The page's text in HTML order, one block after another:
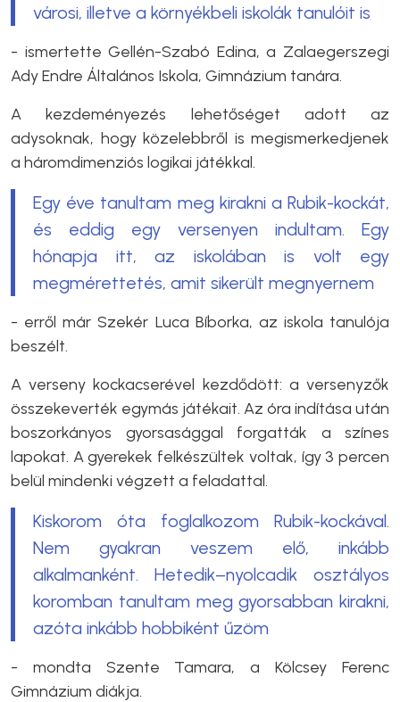
városi, illetve a környékbeli iskolák tanulóit is
- ismertette Gellén-Szabó Edina, a Zalaegerszegi
Ady Endre Általános Iskola, Gimnázium tanára.
A kezdeményezés lehetőséget adott az
adysoknak, hogy közelebbről is megismerkedjenek
a háromdimenziós logikai játékkal.
Egy éve tanultam meg kirakni a Rubik-kockát,
és eddig egy versenyen indultam. Egy
hónapja itt, az iskolában is volt egy
megmérettetés, amit sikerült megnyernem
- erről már Szekér Luca Bíborka, az iskola tanulója
beszélt.
A verseny kockacserével kezdődött: a versenyzők
összekeverték egymás játékait. Az óra indítása után
boszorkányos gyorsasággal forgatták a színes
lapokat. A gyerekek felkészültek voltak, így 3 percen
belül mindenki végzett a feladattal.
Kiskorom óta foglalkozom Rubik-kockával.
Nem gyakran veszem elő, inkább
alkalmanként. Hetedik–nyolcadik osztályos
koromban tanultam meg gyorsabban kirakni,
azóta inkább hobbiként űzöm
- mondta Szente Tamara, a Kölcsey Ferenc
Gimnázium diákja.